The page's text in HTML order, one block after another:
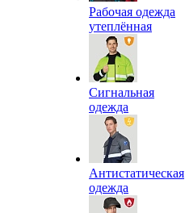
Рабочая одежда
утеплённая
Сигнальная
одежда
Антистатическая
одежда